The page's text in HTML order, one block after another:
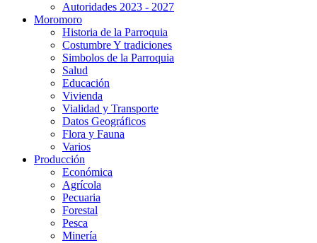
Autoridades 2023 - 2027
Moromoro
Historia de la Parroquia
Costumbre Y tradiciones
Simbolos de la Parroquia
Salud
Educación
Vivienda
Vialidad y Transporte
Datos Geográficos
Flora y Fauna
Varios
Producción
Económica
Agrícola
Pecuaria
Forestal
Pesca
Minería